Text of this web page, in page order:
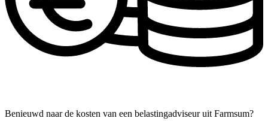
Benieuwd naar de kosten van een belastingadviseur uit Farmsum?